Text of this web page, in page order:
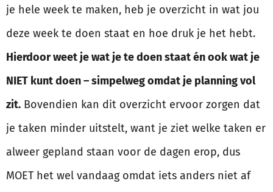
je hele week te maken, heb je overzicht in wat jou
deze week te doen staat en hoe druk je het hebt.
Hierdoor weet je wat je te doen staat én ook wat je
NIET kunt doen – simpelweg omdat je planning vol
zit. Bovendien kan dit overzicht ervoor zorgen dat
je taken minder uitstelt, want je ziet welke taken er
alweer gepland staan voor de dagen erop, dus
MOET het wel vandaag omdat iets anders niet af